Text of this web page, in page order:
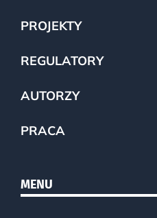
PROJEKTY
REGULATORY
AUTORZY
PRACA
MENU